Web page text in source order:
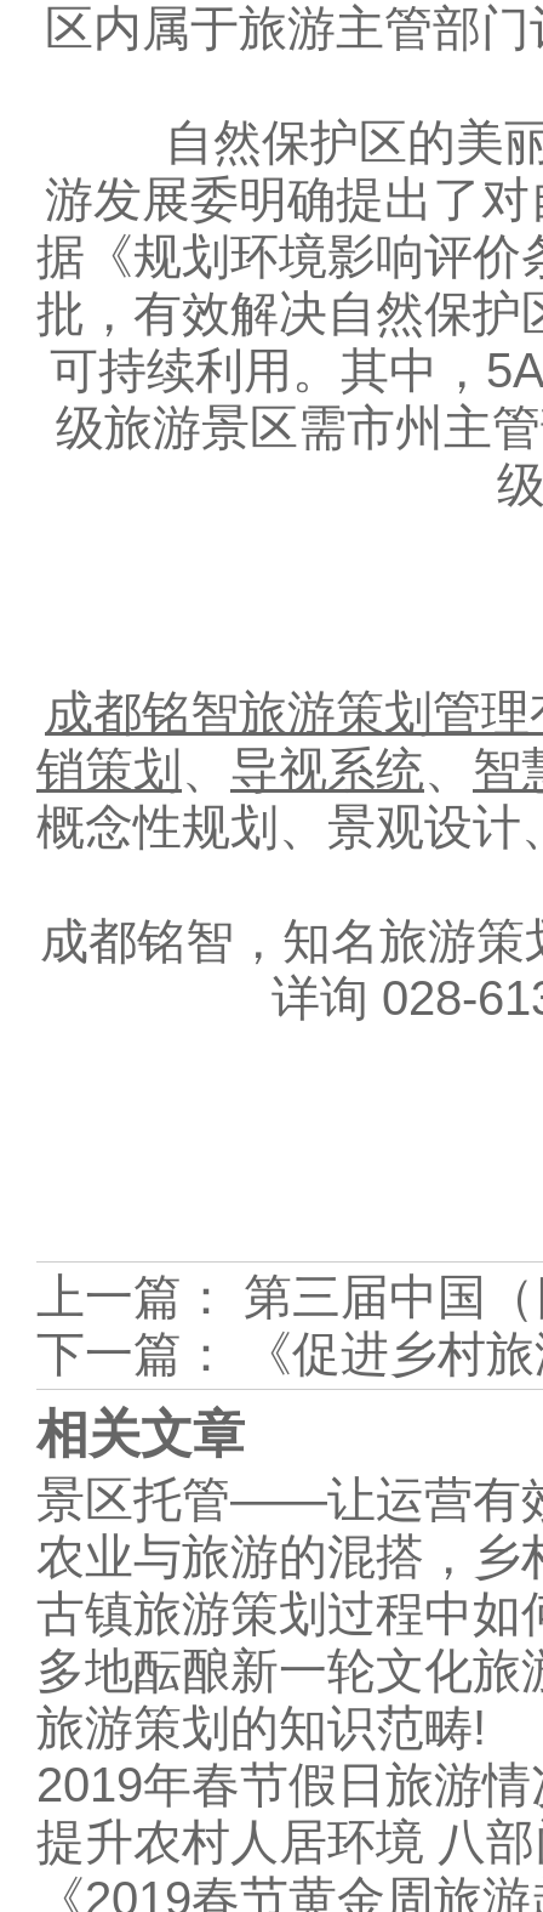
区内属于旅游主管部
自然保护区的美丽
游发展委明确提出了
据《规划环境影响评价
批，有效解决自然保护
可持续利用。其中，
级旅游景区需市州主
成都铭智旅游策划管
销策划 、 导视系统、 智
概念性规划、景观设计
成都铭智，知名旅游
详询 028-
上一篇： 第三届中国
下一篇：
《促进乡村
相关文章
景区托管——让运营有
农业与旅游的混搭，
古镇旅游策划过程中如
多地酝酿新一轮文化旅
旅游策划的知识范畴!
2019年春节假日旅游
提升农村人居环境 八
《2019春节黄金周旅